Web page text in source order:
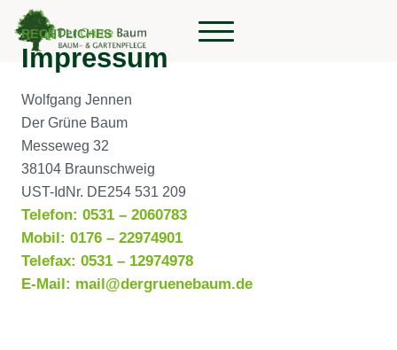
RECHTLICHES
Impressum
Wolfgang Jennen
Der Grüne Baum
Messeweg 32
38104 Braunschweig
UST-IdNr. DE254 531 209
Telefon: 0531 – 2060783
Mobil: 0176 – 22974901
Telefax: 0531 – 12974978
E-Mail: mail@dergruenebaum.de